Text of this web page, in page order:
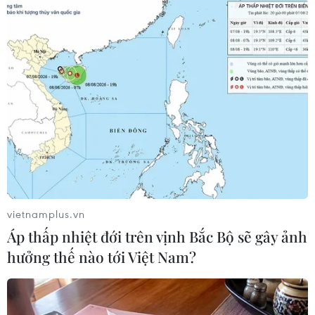
Ngân hàng VietinBank thông báo giá mua vào là
24.135 đồng/USD và bán ra là 24.475 đồng/USD,
giảm 100 đồng. Ngân hàng Eximbank niêm yết
từ 24.060-24.450 đồng/USD, giảm 70 đồng. Ngân
hàng BIDV áp dụng tỷ giá từ 24.175-24.475
đồng/USD, giảm 30 đồng./.
vietnamplus.vn
Áp thấp nhiệt đới trên vịnh Bắc Bộ sẽ gây ảnh
hưởng thế nào tới Việt Nam?